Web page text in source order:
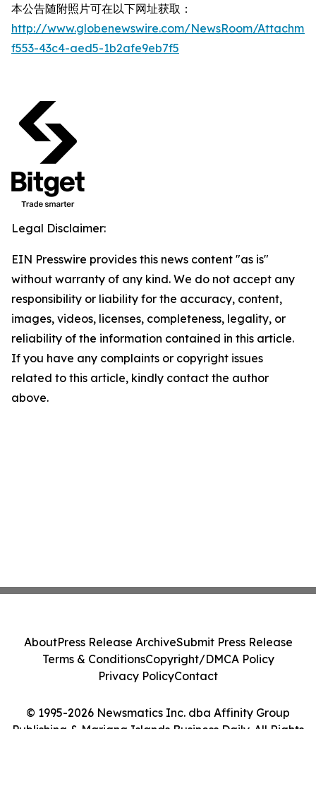
本公告随附照片可在以下网址获取：
http://www.globenewswire.com/NewsRoom/
f553-43c4-aed5-1b2afe9eb7f5
Legal Disclaimer:
EIN Presswire provides this news content "as is"
without warranty of any kind. We do not accept any
responsibility or liability for the accuracy, content,
images, videos, licenses, completeness, legality, or
reliability of the information contained in this article.
If you have any complaints or copyright issues
related to this article, kindly contact the author
above.
© 1995-2026 Newsmatics Inc. dba Affinity Group
Publishing & Mariana Islands Business Daily. All Rights
AboutPress Release ArchiveSubmit Press Release
Terms & ConditionsCopyright/DMCA Policy
Privacy PolicyContact